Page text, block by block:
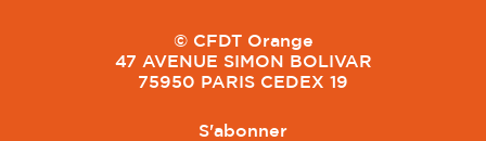
© CFDT Orange
47 AVENUE SIMON BOLIVAR
75950 PARIS CEDEX 19
S'abonner